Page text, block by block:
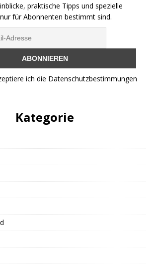
praktische Tipps und spezielle
für Abonnenten bestimmt sind.
ich die Datenschutzbestimmungen
Kategorie